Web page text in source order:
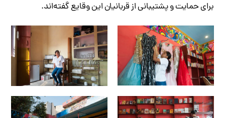
برای حمایت و پشتیبانی از قربانیان این وقایع گفته‌اند.